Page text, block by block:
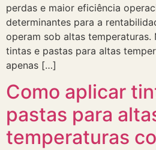
perdas e maior eficiência
determinantes para a
operam sob altas temperaturas.
tintas e pastas para altas
apenas […]
Como aplicar
pastas para
temperaturas